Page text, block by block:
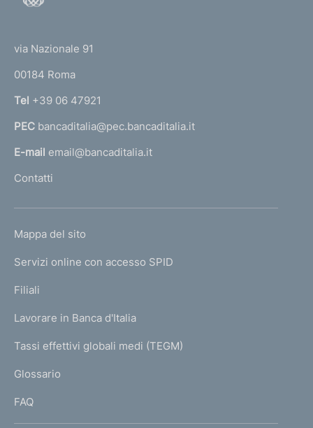
n
t
o
r
n
a
l
'
m
e
a
g
via Nazionale 91
00184 Roma
Tel +39 06 47921
PEC bancaditalia@pec.bancaditalia.it
E-mail email@bancaditalia.it
Contatti
L
N
K
T
I
I
Mappa del sito
Servizi online con accesso SPID
Filiali
Lavorare in Banca d'Italia
Tassi effettivi globali medi (TEGM)
Glossario
FAQ